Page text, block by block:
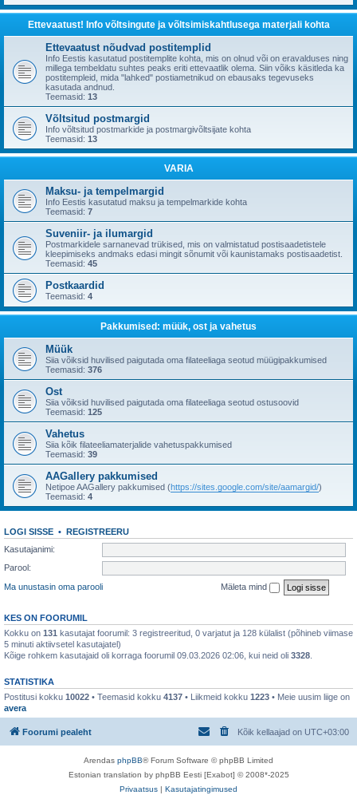
Ettevaatust! Info võltsingute ja võltsimiskahtlusega materjali kohta
Ettevaatust nõudvad postitemplid
Info Eestis kasutatud postitemplite kohta, mis on olnud või on eravalduses ning
millega tembeldatu suhtes peaks eriti ettevaatlik olema. Siin võiks käsitleda ka
postitempleid, mida "lahked" postiametnikud on ebausaks tegevuseks
kasutada andnud.
Teemasid: 13
Võltsitud postmargid
Info võltsitud postmarkide ja postmargivõltsijate kohta
Teemasid: 13
VARIA
Maksu- ja tempelmargid
Info Eestis kasutatud maksu ja tempelmarkide kohta
Teemasid: 7
Suveniir- ja ilumargid
Postmarkidele sarnanevad trükised, mis on valmistatud postisaadetistele
kleepimiseks andmaks edasi mingit sõnumit või kaunistamaks postisaadetist.
Teemasid: 45
Postkaardid
Teemasid: 4
Pakkumised: müük, ost ja vahetus
Müük
Siia võiksid huvilised paigutada oma filateeliaga seotud müügipakkumised
Teemasid: 376
Ost
Siia võiksid huvilised paigutada oma filateeliaga seotud ostusoovid
Teemasid: 125
Vahetus
Siia kõik filateeliamaterjalide vahetuspakkumised
Teemasid: 39
AAGallery pakkumised
Netipoe AAGallery pakkumised (https://sites.google.com/site/aamargid/)
Teemasid: 4
LOGI SISSE • REGISTREERU
Kasutajanimi:
Parool:
Ma unustasin oma parooli
Mäleta mind
KES ON FOORUMIL
Kokku on 131 kasutajat foorumil: 3 registreeritud, 0 varjatut ja 128 külalist (põhineb viimase
5 minuti aktiivsetel kasutajatel)
Kõige rohkem kasutajaid oli korraga foorumil 09.03.2026 02:06, kui neid oli 3328
STATISTIKA
Postitusi kokku 10022 • Teemasid kokku 4137 • Liikmeid kokku 1223 • Meie uusim liige on
avera
Foorumi pealeht Kõik kellaajad on UTC+03:00
Arendas phpBB® Forum Software © phpBB Limited
Estonian translation by phpBB Eesti [Exabot] © 2008*-2025
Privaatsus | Kasutajatingimused